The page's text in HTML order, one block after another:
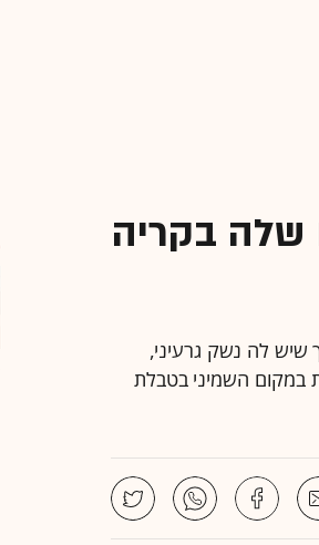
שלה בקריה
שיש לה נשק גרעיני,
במקום השמיני בטבלת